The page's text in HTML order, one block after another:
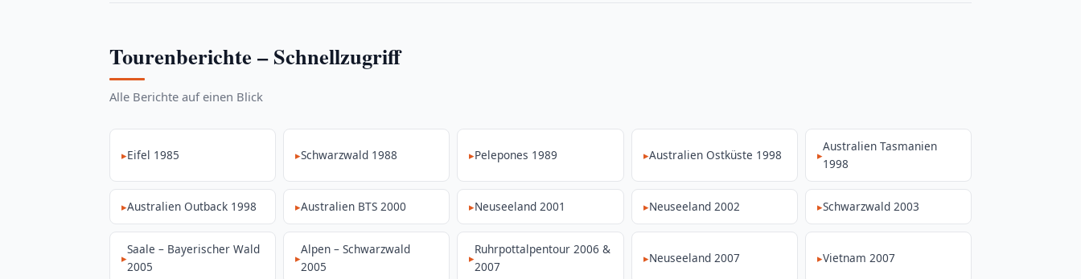
Tourenberichte – Schnellzugriff
Alle Berichte auf einen Blick
Eifel 1985 Schwarzwald 1988 Pelepones 1989 Australien Ostküste 1998
Australien Tasmanien
1998
Australien Outback 1998 Australien BTS 2000 Neuseeland 2001 Neuseeland 2002 Schwarzwald 2003
Saale – Bayerischer Wald
2005
Alpen – Schwarzwald
2005
Ruhrpottalpentour 2006 &
2007
Neuseeland 2007 Vietnam 2007